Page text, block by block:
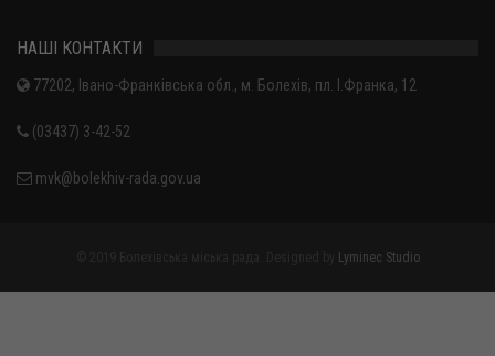
НАШІ КОНТАКТИ
77202, Івано-Франківська обл., м. Болехів, пл. І.Франка, 12
(03437) 3-42-52
mvk@bolekhiv-rada.gov.ua
Lyminec Studio